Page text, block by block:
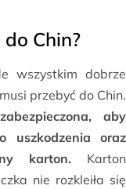
Chin?
wszystkim dobrze
przebyć do Chin.
aby
uszkodzenia oraz
karton. Karton
nie rozkleiła się